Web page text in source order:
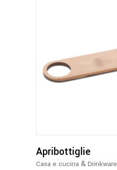
Apribottiglie
Casa e cucina & Drinkware